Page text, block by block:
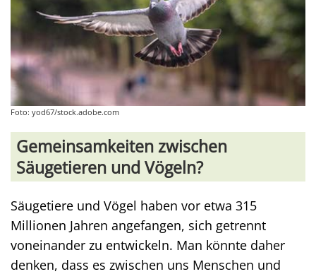
Foto: yod67/stock.adobe.com
Gemeinsamkeiten zwischen
Säugetieren und Vögeln?
Säugetiere und Vögel haben vor etwa 315
Millionen Jahren angefangen, sich getrennt
voneinander zu entwickeln. Man könnte daher
denken, dass es zwischen uns Menschen und